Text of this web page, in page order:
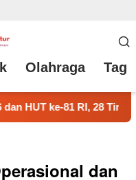
Olahraga Tag
Futsal Piala Bupati
dan